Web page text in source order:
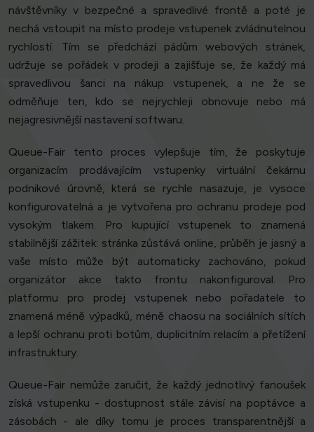
návštěvníky v bezpečné a spravedlivé frontě a poté je
nechá vstoupit na místo prodeje vstupenek zvládnutelnou
rychlostí. Tím se předchází pádům webových stránek,
udržuje se pořádek v prodeji a zajišťuje se, že každý má
spravedlivou šanci na nákup vstupenek, a ne že se
odměňuje ten, kdo se nejrychleji obnovuje nebo má
nejagresivnější nastavení softwaru.
Queue-Fair tento proces vylepšuje tím, že poskytuje
organizacím prodávajícím vstupenky virtuální čekárnu
podnikové úrovně, která se rychle nasazuje, je vysoce
konfigurovatelná a je vytvořena pro ochranu prodeje pod
vysokým tlakem. Pro kupující vstupenek to znamená
stabilnější zážitek: stránka zůstává online, průběh je jasný a
vaše místo může být automaticky zachováno, pokud
organizátor akce takto frontu nakonfiguroval. Pro
platformu pro prodej vstupenek nebo pořadatele to
znamená méně výpadků, méně chaosu na sociálních sítích
a lepší ochranu proti botům, duplicitním relacím a přetížení
infrastruktury.
Queue-Fair nemůže zaručit, že každý jednotlivý fanoušek
získá vstupenku - dostupnost stále závisí na poptávce a
zásobách - ale díky tomu je proces transparentnější a